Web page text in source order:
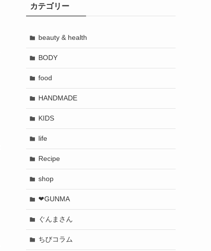
カテゴリー
beauty & health
BODY
food
HANDMADE
KIDS
life
Recipe
shop
❤︎GUNMA
ぐんまさん
ちびコラム